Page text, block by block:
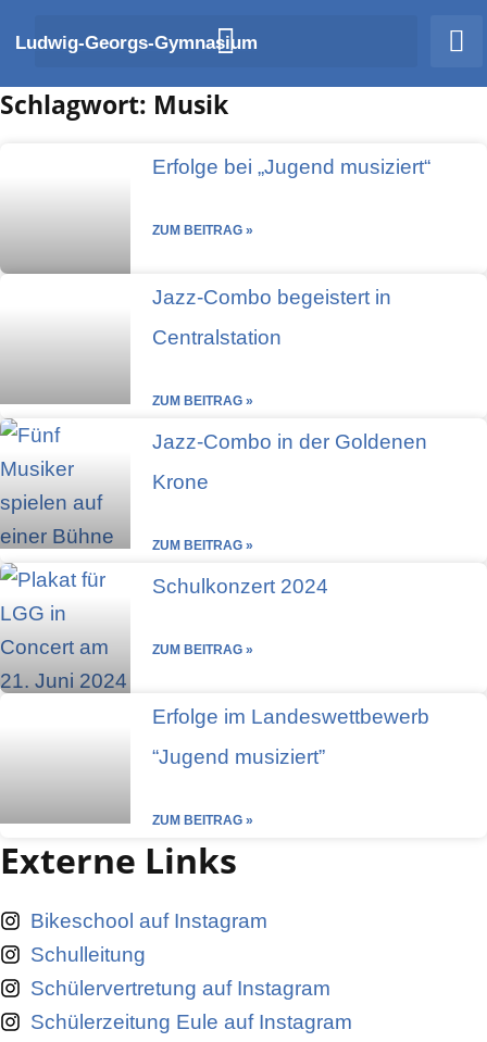
Inhalt
springen
Ludwig-Georgs-Gymnasium
Schlagwort: Musik
Erfolge bei „Jugend musiziert“
ZUM BEITRAG »
Jazz-Combo begeistert in
Centralstation
ZUM BEITRAG »
Jazz-Combo in der Goldenen
Krone
ZUM BEITRAG »
Schulkonzert 2024
ZUM BEITRAG »
Erfolge im Landeswettbewerb
“Jugend musiziert”
ZUM BEITRAG »
Externe Links
Bikeschool auf Instagram
Schulleitung
Schülervertretung auf Instagram
Schülerzeitung Eule auf Instagram